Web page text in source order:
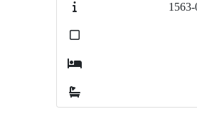
1563-01godella723
1637-